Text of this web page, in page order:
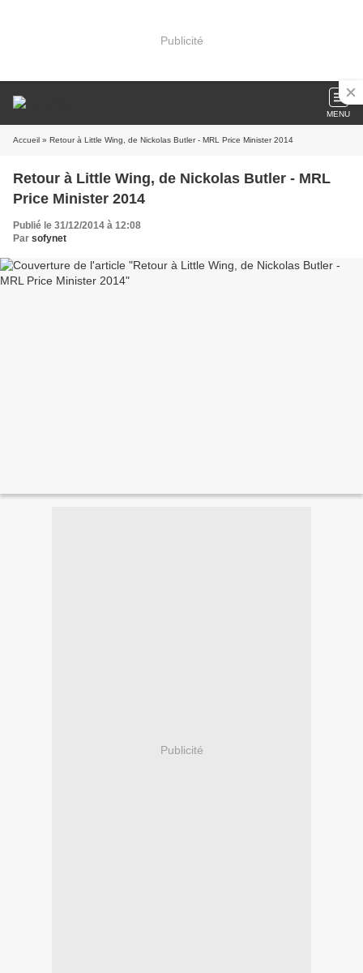
Publicité
MENU
Accueil » Retour à Little Wing, de Nickolas Butler - MRL Price Minister 2014
Retour à Little Wing, de Nickolas Butler - MRL
Price Minister 2014
Publié le 31/12/2014 à 12:08
Par sofynet
Publicité